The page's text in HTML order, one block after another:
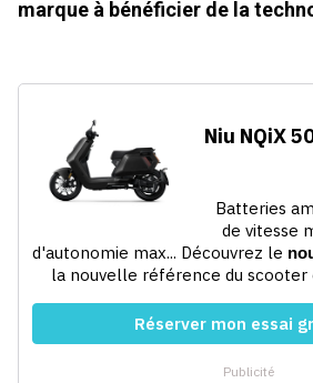
marque à bénéficier de la